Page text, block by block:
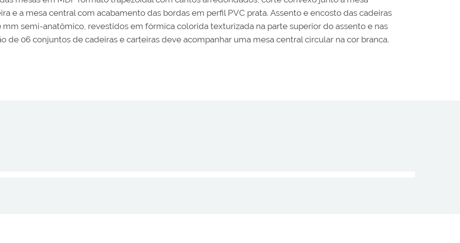
e a mesa central com acabamento das bordas em perfil PVC prata. Assento e encosto das cadeiras
semi-anatômico, revestidos em fórmica colorida texturizada na parte superior do assento e nas
de 06 conjuntos de cadeiras e carteiras deve acompanhar uma mesa central circular na cor branca.